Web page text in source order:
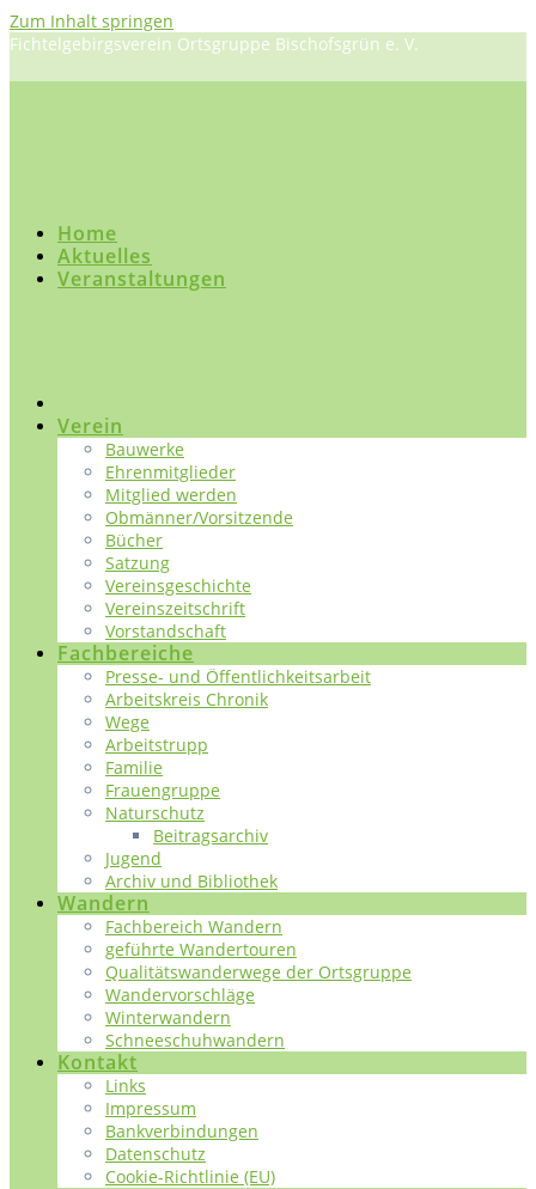
Zum Inhalt springen
Fichtelgebirgsverein Ortsgruppe Bischofsgrün e. V.
Home
Aktuelles
Veranstaltungen
Verein
Bauwerke
Ehrenmitglieder
Mitglied werden
Obmänner/Vorsitzende
Bücher
Satzung
Vereinsgeschichte
Vereinszeitschrift
Vorstandschaft
Fachbereiche
Presse- und Öffentlichkeitsarbeit
Arbeitskreis Chronik
Wege
Arbeitstrupp
Familie
Frauengruppe
Naturschutz
Beitragsarchiv
Jugend
Archiv und Bibliothek
Wandern
Fachbereich Wandern
geführte Wandertouren
Qualitätswanderwege der Ortsgruppe
Wandervorschläge
Winterwandern
Schneeschuhwandern
Kontakt
Links
Impressum
Bankverbindungen
Datenschutz
Cookie-Richtlinie (EU)